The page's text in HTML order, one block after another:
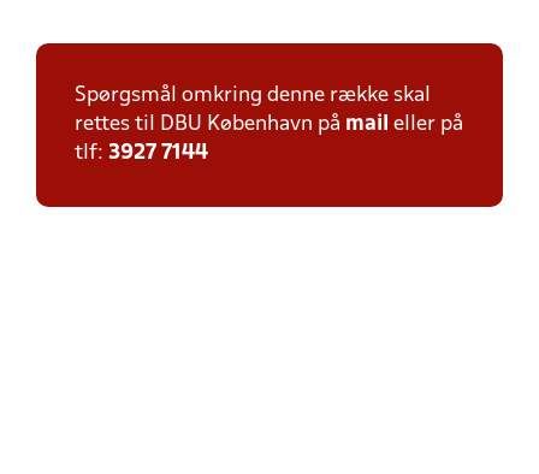
Spørgsmål omkring denne række skal
rettes til DBU København på mail eller på
tlf: 3927 7144